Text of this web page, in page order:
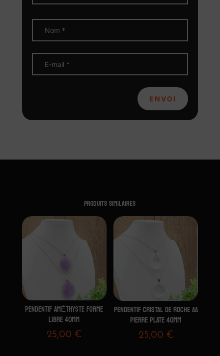
ENVOI
Produits similaires
PENDENTIF AMÉTHYSTE FORME
LIBRE 40MM
25,00 €
PENDENTIF CRISTAL DE ROCHE AA
PIERRE PLATE 40MM
25,00 €